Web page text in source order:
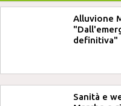
Alluvione
definitiva"
Sanità e